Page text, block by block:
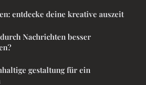
entdecke deine kreative auszeit
Nachrichten besser
gestaltung für ein